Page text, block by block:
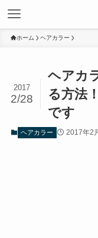
ホーム ヘアカラー
ヘアカ
る方法
です
2017
2/28
ヘアカラー 2017年2